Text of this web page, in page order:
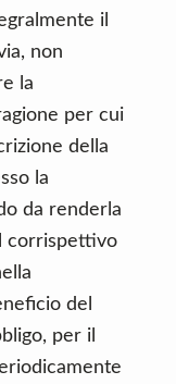
il
non
la
per cui
della
la
da renderla
corrispettivo
del
per il